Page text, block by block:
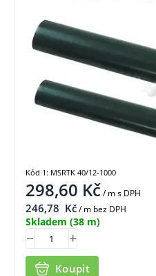
298,60 Kč/ ms DPH
246,78 Kč/ m bez DPH
Skladem (38 m)
Koupit
Kód 1: MSRTK 40/12-1000